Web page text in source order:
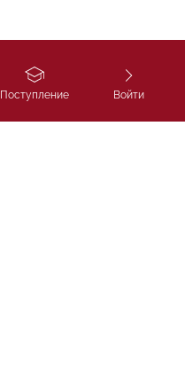
Поступление Войти